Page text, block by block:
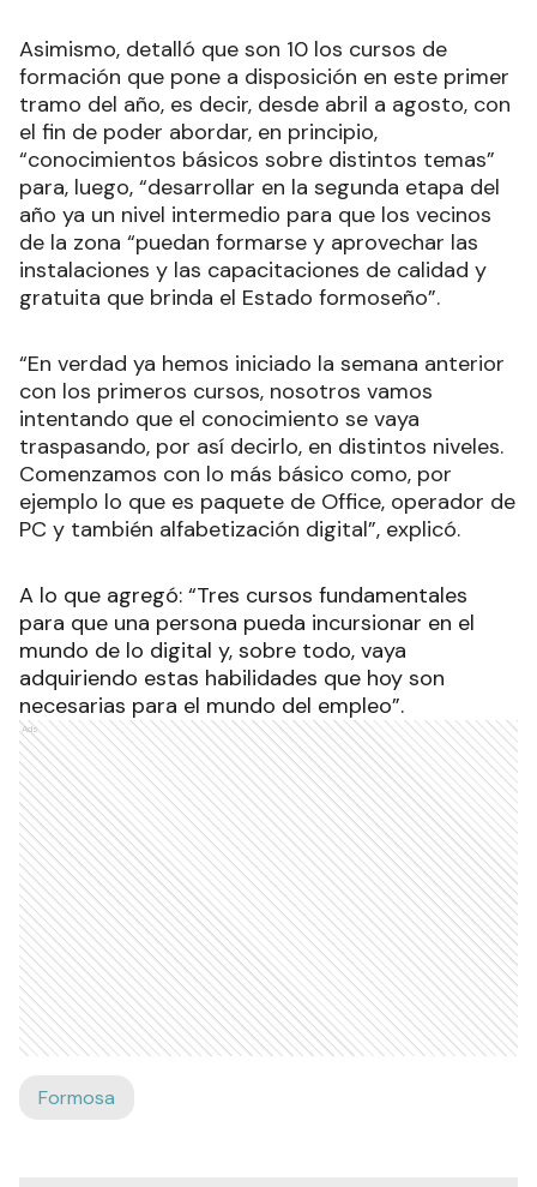
Asimismo, detalló que son 10 los cursos de
formación que pone a disposición en este primer
tramo del año, es decir, desde abril a agosto, con
el fin de poder abordar, en principio,
“conocimientos básicos sobre distintos temas”
para, luego, “desarrollar en la segunda etapa del
año ya un nivel intermedio para que los vecinos
de la zona “puedan formarse y aprovechar las
instalaciones y las capacitaciones de calidad y
gratuita que brinda el Estado formoseño”.
“En verdad ya hemos iniciado la semana anterior
con los primeros cursos, nosotros vamos
intentando que el conocimiento se vaya
traspasando, por así decirlo, en distintos niveles.
Comenzamos con lo más básico como, por
ejemplo lo que es paquete de Office, operador de
PC y también alfabetización digital”, explicó.
A lo que agregó: “Tres cursos fundamentales
para que una persona pueda incursionar en el
mundo de lo digital y, sobre todo, vaya
adquiriendo estas habilidades que hoy son
necesarias para el mundo del empleo”.
Ads
Formosa